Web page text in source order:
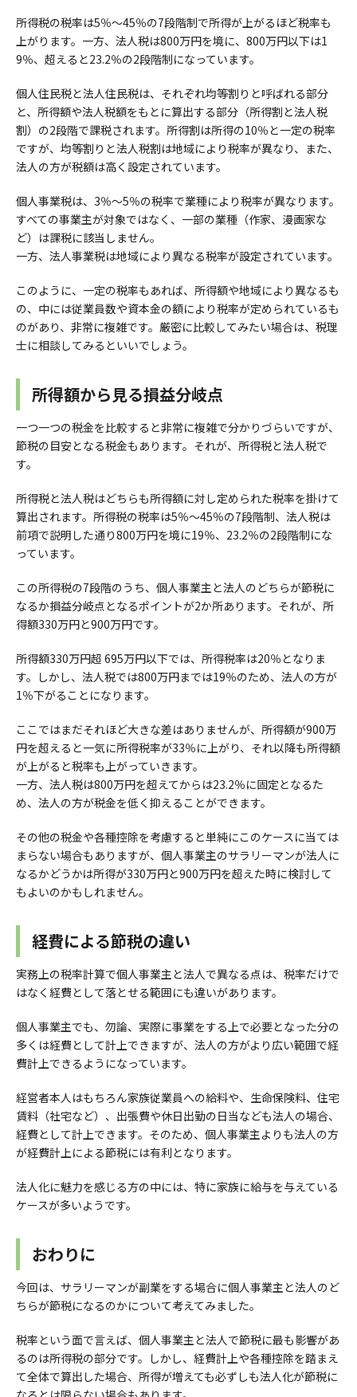
所得税の税率は5％～45％の7段階制で所得が上がるほど税率も
上がります。一方、法人税は800万円を境に、800万円以下は1
9％、超えると23.2％の2段階制になっています。
個人住民税と法人住民税は、それぞれ均等割りと呼ばれる部分
と、所得額や法人税額をもとに算出する部分（所得割と法人税
割）の2段階で課税されます。所得割は所得の10％と一定の税率
ですが、均等割りと法人税割は地域により税率が異なり、また、
法人の方が税額は高く設定されています。
個人事業税は、3％～5％の税率で業種により税率が異なります。
すべての事業主が対象ではなく、一部の業種（作家、漫画家な
ど）は課税に該当しません。
一方、法人事業税は地域により異なる税率が設定されています。
このように、一定の税率もあれば、所得額や地域により異なるも
の、中には従業員数や資本金の額により税率が定められているも
のがあり、非常に複雑です。厳密に比較してみたい場合は、税理
士に相談してみるといいでしょう。
所得額から見る損益分岐点
一つ一つの税金を比較すると非常に複雑で分かりづらいですが、
節税の目安となる税金もあります。それが、所得税と法人税で
す。
所得税と法人税はどちらも所得額に対し定められた税率を掛けて
算出されます。所得税の税率は5％～45％の7段階制、法人税は
前項で説明した通り800万円を境に19％、23.2％の2段階制にな
っています。
この所得税の7段階のうち、個人事業主と法人のどちらが節税に
なるか損益分岐点となるポイントが2か所あります。それが、所
得額330万円と900万円です。
所得額330万円超 695万円以下では、所得税率は20％となりま
す。しかし、法人税では800万円までは19％のため、法人の方が
1％下がることになります。
ここではまだそれほど大きな差はありませんが、所得額が900万
円を超えると一気に所得税率が33％に上がり、それ以降も所得額
が上がると税率も上がっていきます。
一方、法人税は800万円を超えてからは23.2％に固定となるた
め、法人の方が税金を低く抑えることができます。
その他の税金や各種控除を考慮すると単純にこのケースに当ては
まらない場合もありますが、個人事業主のサラリーマンが法人に
なるかどうかは所得が330万円と900万円を超えた時に検討して
もよいのかもしれません。
経費による節税の違い
実務上の税率計算で個人事業主と法人で異なる点は、税率だけで
はなく経費として落とせる範囲にも違いがあります。
個人事業主でも、勿論、実際に事業をする上で必要となった分の
多くは経費として計上できますが、法人の方がより広い範囲で経
費計上できるようになっています。
経営者本人はもちろん家族従業員への給料や、生命保険料、住宅
賃料（社宅など）、出張費や休日出勤の日当なども法人の場合、
経費として計上できます。そのため、個人事業主よりも法人の方
が経費計上による節税には有利となります。
法人化に魅力を感じる方の中には、特に家族に給与を与えている
ケースが多いようです。
おわりに
今回は、サラリーマンが副業をする場合に個人事業主と法人のど
ちらが節税になるのかについて考えてみました。
税率という面で言えば、個人事業主と法人で節税に最も影響があ
るのは所得税の部分です。しかし、経費計上や各種控除を踏まえ
て全体で算出した場合、所得が増えても必ずしも法人化が節税に